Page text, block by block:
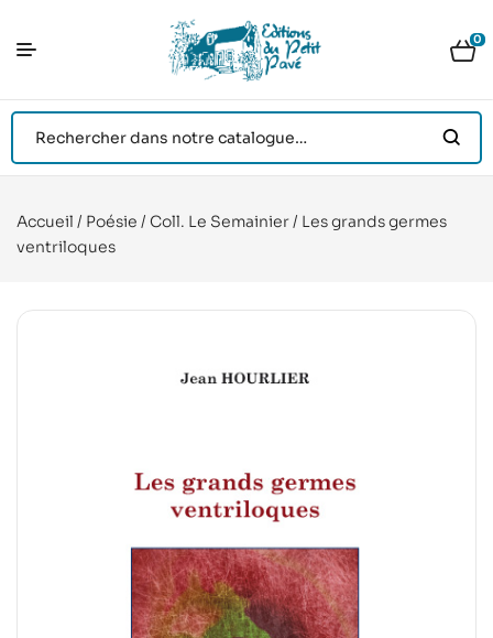
0
Accueil / Poésie / Coll. Le Semainier/ Les grands germes
ventriloques